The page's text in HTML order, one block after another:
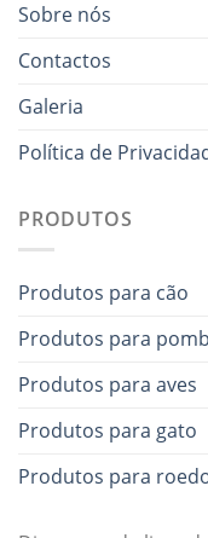
Sobre nós
Contactos
Galeria
Política de
PRODUTOS
Produtos para cão
Produtos para
Produtos para aves
Produtos para gato
Produtos para